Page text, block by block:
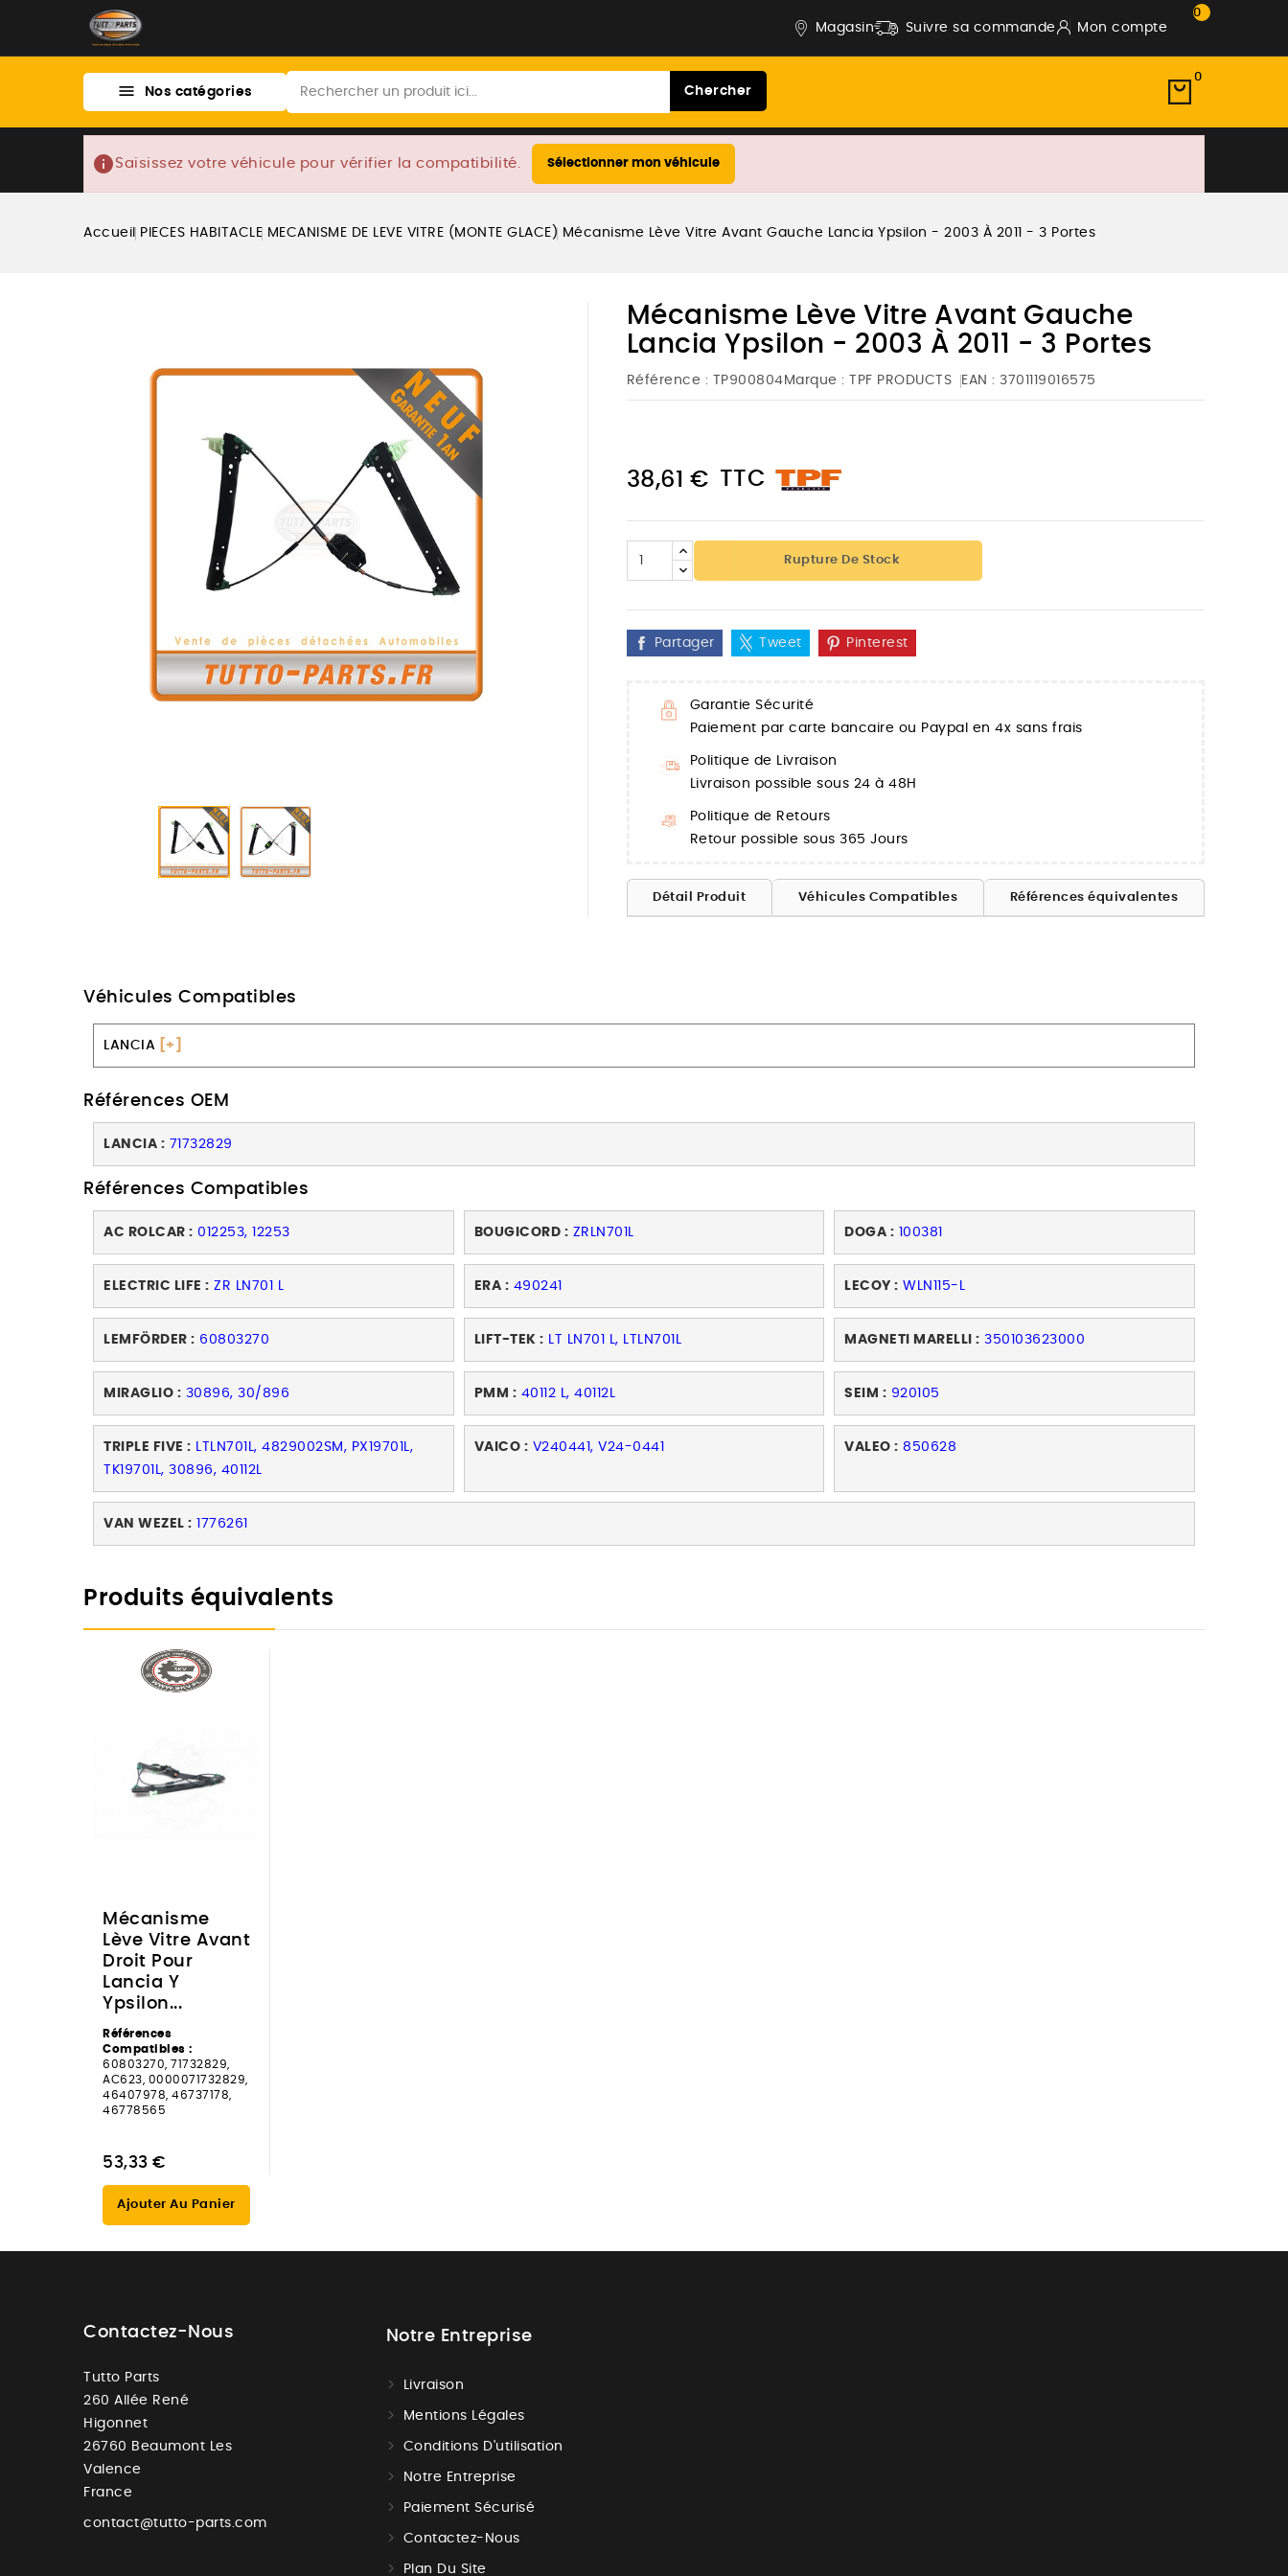
Magasin Suivre sa commande Mon compte
0
 Nos catégories Chercher
0
info Saisissez votre véhicule pour vérifier la compatibilité. Sélectionner mon véhicule
Accueil PIECES HABITACLE MECANISME DE LEVE VITRE (MONTE GLACE) Mécanisme Lève Vitre Avant Gauche Lancia Ypsilon - 2003 À 2011 - 3 Portes
Mécanisme Lève Vitre Avant Gauche
Lancia Ypsilon - 2003 À 2011 - 3 Portes
Référence : TP900804 Marque : TPF PRODUCTS EAN : 3701119016575
38,61 € TTC
Rupture De Stock
Partager Tweet Pinterest
Garantie Sécurité
Paiement par carte bancaire ou Paypal en 4x sans frais
Politique de Livraison
Livraison possible sous 24 à 48H
Politique de Retours
Retour possible sous 365 Jours
Détail Produit Véhicules Compatibles Références équivalentes
Véhicules Compatibles
LANCIA [+]
Références OEM
LANCIA : 71732829
Références Compatibles
AC ROLCAR : 012253, 12253 BOUGICORD : ZRLN701L DOGA : 100381
ELECTRIC LIFE : ZR LN701 L ERA : 490241 LECOY : WLN115-L
LEMFÖRDER : 60803270 LIFT-TEK : LT LN701 L, LTLN701L MAGNETI MARELLI : 350103623000
MIRAGLIO : 30896, 30/896 PMM : 40112 L, 40112L SEIM : 920105
TRIPLE FIVE : LTLN701L, 4829002SM, PX19701L,
TK19701L, 30896, 40112L
VAICO : V240441, V24-0441 VALEO : 850628
VAN WEZEL : 1776261
Produits équivalents
Mécanisme
Lève Vitre Avant
Droit Pour
Lancia Y
Ypsilon...
Références
Compatibles :
60803270, 71732829,
AC623, 0000071732829,
46407978, 46737178,
46778565
53,33 €
Ajouter Au Panier
Contactez-Nous
Tutto Parts
260 Allée René
Higonnet
26760 Beaumont Les
Valence
France
contact@tutto-parts.com
Notre Entreprise
Livraison
Mentions Légales
Conditions D'utilisation
Notre Entreprise
Paiement Sécurisé
Contactez-Nous
Plan Du Site